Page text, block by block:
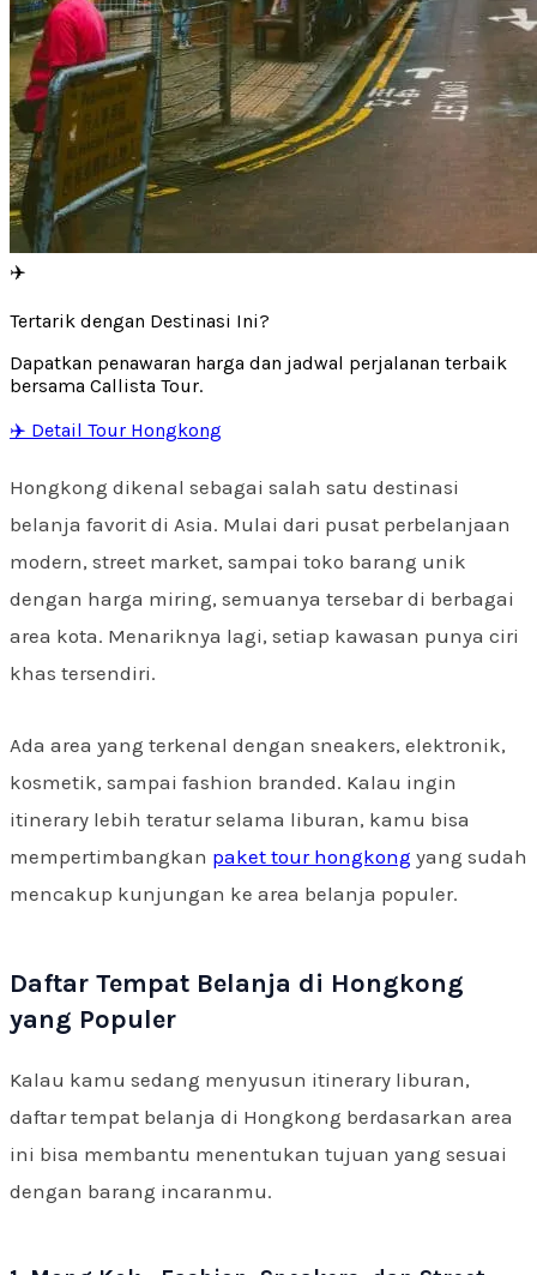
✈️
Tertarik dengan Destinasi Ini?
Dapatkan penawaran harga dan jadwal perjalanan terbaik
bersama Callista Tour.
✈️ Detail Tour Hongkong
Hongkong dikenal sebagai salah satu destinasi
belanja favorit di Asia. Mulai dari pusat perbelanjaan
modern, street market, sampai toko barang unik
dengan harga miring, semuanya tersebar di berbagai
area kota. Menariknya lagi, setiap kawasan punya ciri
khas tersendiri.
Ada area yang terkenal dengan sneakers, elektronik,
kosmetik, sampai fashion branded. Kalau ingin
itinerary lebih teratur selama liburan, kamu bisa
mempertimbangkan paket tour hongkong yang sudah
mencakup kunjungan ke area belanja populer.
Daftar Tempat Belanja di Hongkong
yang Populer
Kalau kamu sedang menyusun itinerary liburan,
daftar tempat belanja di Hongkong berdasarkan area
ini bisa membantu menentukan tujuan yang sesuai
dengan barang incaranmu.